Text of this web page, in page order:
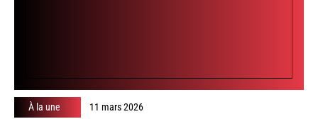
À la une 11 mars 2026